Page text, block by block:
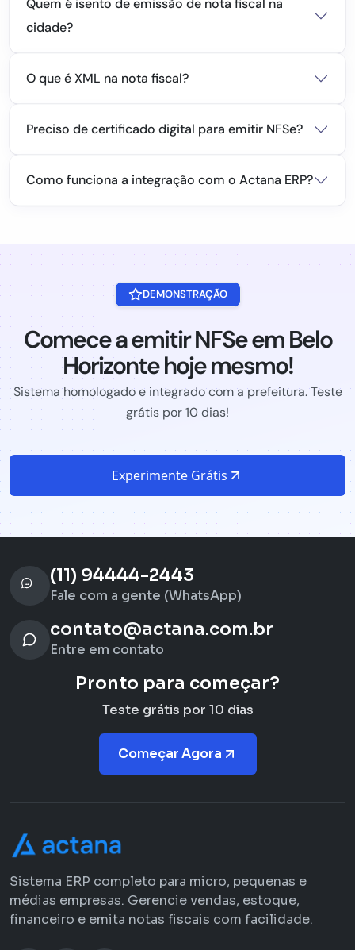
Quem é isento de emissão de nota fiscal na
cidade?
O que é XML na nota fiscal?
Preciso de certificado digital para emitir NFSe?
Como funciona a integração com o Actana ERP?
DEMONSTRAÇÃO
Comece a emitir NFSe em Belo
Horizonte hoje mesmo!
Sistema homologado e integrado com a prefeitura. Teste
grátis por 10 dias!
Experimente Grátis
(11) 94444-2443
Fale com a gente (WhatsApp)
contato@actana.com.br
Entre em contato
Pronto para começar?
Teste grátis por 10 dias
Começar Agora
Sistema ERP completo para micro, pequenas e
médias empresas. Gerencie vendas, estoque,
financeiro e emita notas fiscais com facilidade.